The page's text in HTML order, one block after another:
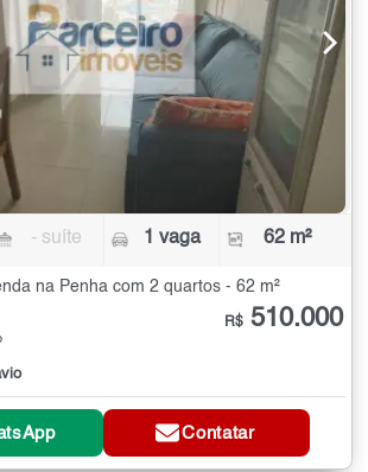
- suíte 1 vaga 62 m²
na Penha com 2 quartos - 62 m²
R$ 510.000
Contatar